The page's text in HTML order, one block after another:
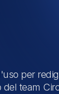
per
team